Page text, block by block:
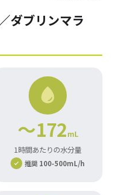
ダブリンマラ
～172mL
1時間あたりの水分量
推奨 100-500mL/h